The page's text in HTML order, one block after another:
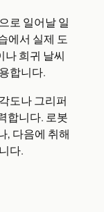
로 일어날 일
에서 실제 도
나 희귀 날씨
합니다.
도나 그리퍼
합니다. 로봇
, 다음에 취해
다.